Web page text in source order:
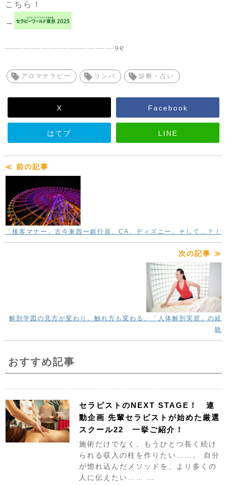
こちら！
→
┈┈┈┈┈┈┈┈┈┈┈┈୨୧
アロマテラピー リンパ 診断・占い
X Facebook
はてブ LINE
≪ 前の記事
「接客マナー」古今東西〜銀行員、CA、ディズニー、そして…？！
次の記事 ≫
解剖学図の見方が変わり、触れ方も変わる、「人体解剖実習」の経
験
おすすめ記事
セラピストのNEXT STAGE！ 連
動企画 先輩セラピストが始めた厳選
スクール22 一挙ご紹介！
施術だけでなく、もうひとつ長く続け
られる収入の柱を作りたい……。 自分
が惚れ込んだメソッドを、より多くの
人に伝えたい…… …